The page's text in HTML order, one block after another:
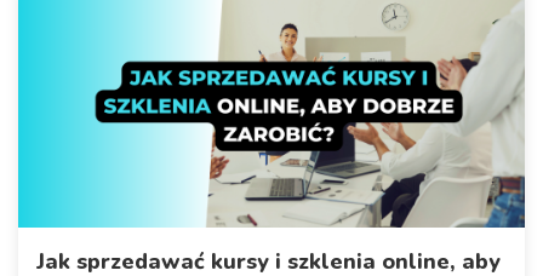
Jak sprzedawać kursy i szklenia online, aby